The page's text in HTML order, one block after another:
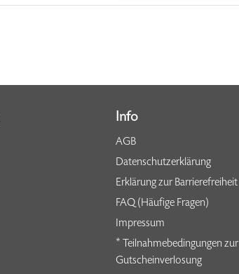
Info
AGB
Datenschutzerklärung
Erklärung zur Barrierefreiheit
FAQ (Häufige Fragen)
Impressum
* Teilnahmebedingungen zur
Gutscheinverlosung